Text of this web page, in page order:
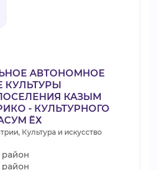
АВТОНОМНОЕ
КУЛЬТУРЫ
КАЗЫМ
- КУЛЬТУРНОГО
ЁХ
Культура и искусство